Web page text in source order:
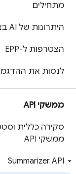
מתחילים
היתרונות של AI בצד הלקוח
הצטרפות ל-EPP
לנסות את
ממשקי API
סקירה כללית
ממשקי API
Summarizer API